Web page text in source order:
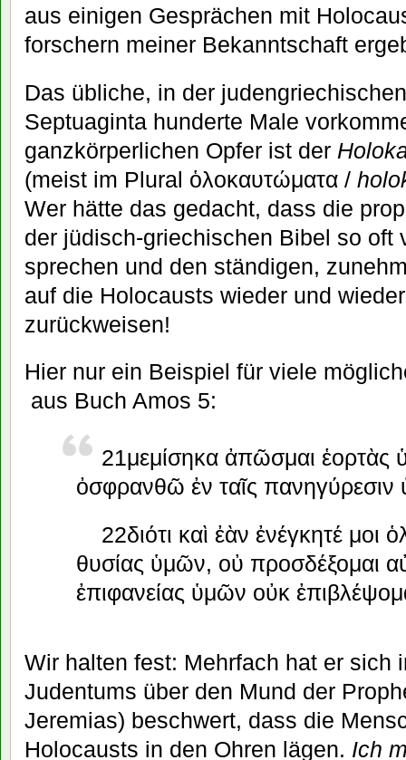
aus einigen Gesprächen mit
forschern meiner Bekanntschaft
Das übliche, in der
Septuaginta hunderte Male
ganzkörperlichen Opfer ist der
(meist im Plural ὁλοκαυτώματα /
Wer hätte das gedacht, dass die
der jüdisch-griechischen Bibel so oft
sprechen und den ständigen,
auf die Holocausts wieder und
zurückweisen!
Hier nur ein Beispiel für viele
aus Buch Amos 5:
21μεμίσηκα ἀπῶσμαι ἑορτὰς
ὀσφρανθῶ ἐν ταῖς πανηγύρεσιν
22διότι καὶ ἐὰν ἐνέγκητέ μοι
θυσίας ὑμῶν, οὐ προσδέξομαι
ἐπιφανείας ὑμῶν οὐκ
Wir halten fest: Mehrfach hat er sich
Judentums über den Mund der
Jeremias) beschwert, dass die
Holocausts in den Ohren lägen. Ich